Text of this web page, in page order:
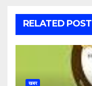
RELATED POST
खबर